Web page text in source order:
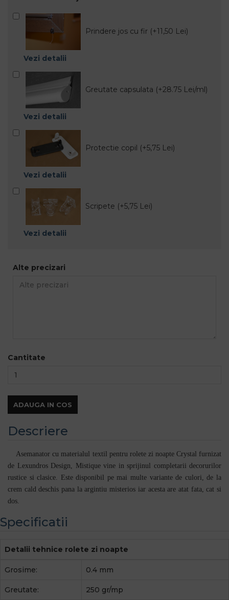
Cantitate
ADAUGA IN COS
Prindere jos cu fir (+11,50 Lei)
Vezi detalii
Greutate capsulata (+28.75 Lei/ml)
Vezi detalii
Protectie copil (+5,75 Lei)
Vezi detalii
Scripete (+5,75 Lei)
Vezi detalii
Alte precizari
Descriere
Asemanator cu materialul textil pentru rolete zi noapte Crystal furnizat
de Lexundros Design, Mistique vine in sprijinul completarii decorurilor
rustice si clasice. Este disponibil pe mai multe variante de culori, de la
crem cald deschis pana la argintiu misterios iar acesta are atat fata, cat si
dos.
Specificatii
Detalii tehnice rolete zi noapte
Grosime: 0.4 mm
Greutate: 250 gr/mp